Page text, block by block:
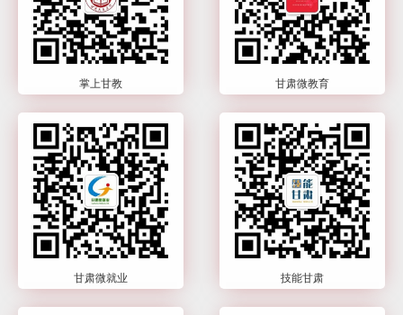
掌上甘教 甘肃微教育
甘肃微就业 技能甘肃